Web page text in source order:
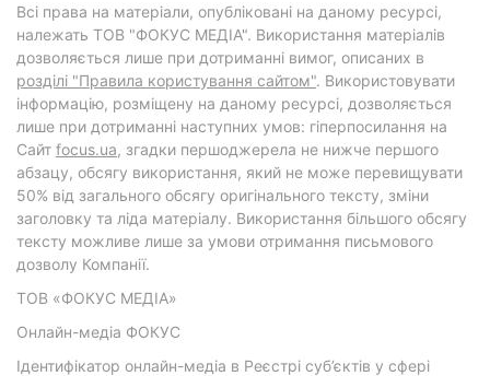
Всі права на матеріали, опубліковані на даному ресурсі,
належать ТОВ "ФОКУС МЕДІА". Використання матеріалів
дозволяється лише при дотриманні вимог, описаних в
розділі "Правила користування сайтом". Використовувати
інформацію, розміщену на даному ресурсі, дозволяється
лише при дотриманні наступних умов: гіперпосилання на
Cайт focus.ua, згадки першоджерела не нижче першого
абзацу, обсягу використання, який не може перевищувати
50% від загального обсягу оригінального тексту, зміни
заголовку та ліда матеріалу. Використання більшого обсягу
тексту можливе лише за умови отримання письмового
дозволу Компанії.
ТОВ «ФОКУС МЕДІА»
Онлайн-медіа ФОКУС
Ідентифікатор онлайн-медіа в Реєстрі суб’єктів у сфері